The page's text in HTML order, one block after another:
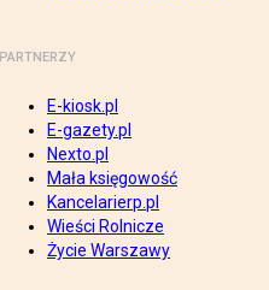
PARTNERZY
E-kiosk.pl
E-gazety.pl
Nexto.pl
Mała księgowość
Kancelarierp.pl
Wieści Rolnicze
Życie Warszawy